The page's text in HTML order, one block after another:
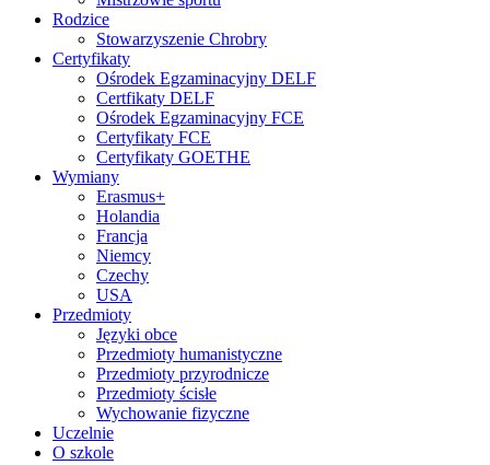
Rodzice
Stowarzyszenie Chrobry
Certyfikaty
Ośrodek Egzaminacyjny DELF
Certfikaty DELF
Ośrodek Egzaminacyjny FCE
Certyfikaty FCE
Certyfikaty GOETHE
Wymiany
Erasmus+
Holandia
Francja
Niemcy
Czechy
USA
Przedmioty
Języki obce
Przedmioty humanistyczne
Przedmioty przyrodnicze
Przedmioty ścisłe
Wychowanie fizyczne
Uczelnie
O szkole